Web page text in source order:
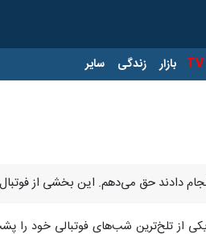
بازار زندگی سایر